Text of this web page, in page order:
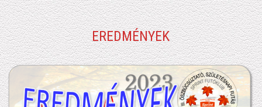
EREDMÉNYEK